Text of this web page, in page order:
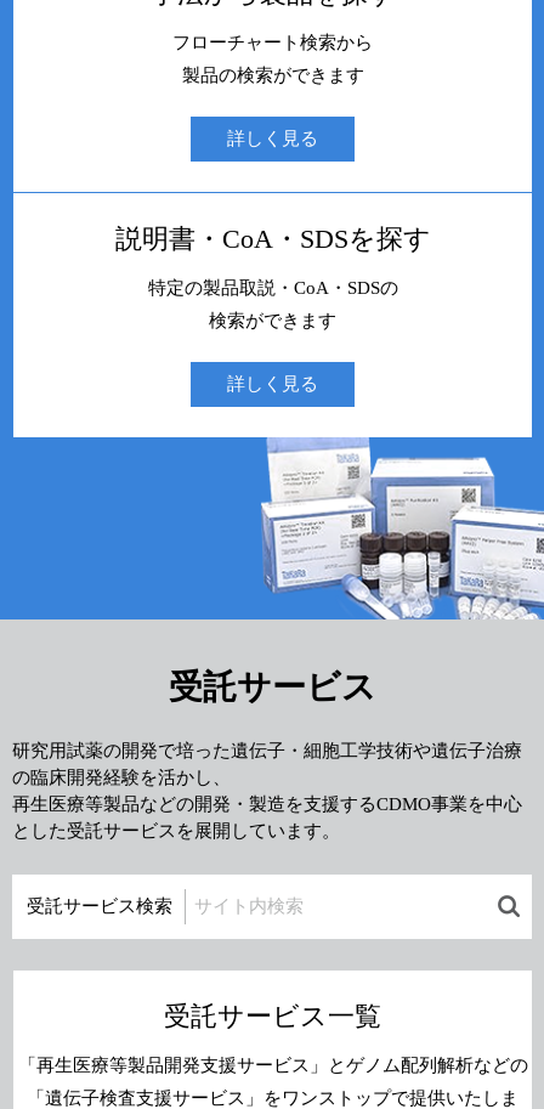
フローチャート検索から
製品の検索ができます
詳しく見る
説明書・CoA・SDSを探す
特定の製品取説・CoA・SDSの
検索ができます
詳しく見る
受託サービス
研究用試薬の開発で培った遺伝子・細胞工学技術や遺伝子治療
の臨床開発経験を活かし、
再生医療等製品などの開発・製造を支援するCDMO事業を中心
とした受託サービスを展開しています。
受託サービス検索
受託サービス一覧
「再生医療等製品開発支援サービス」とゲノム配列解析などの
「遺伝子検査支援サービス」をワンストップで提供いたしま